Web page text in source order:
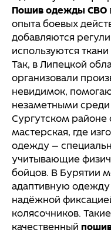
Пошив одежды СВО
опыта боевых
добавляются
используются
Так, в Липецкой
организовали
невидимок,
незаметными
Сургутском районе
мастерская, где
одежду —
учитывающие
бойцов. В Бурятии
адаптивную одежду
надёжной
колясочников.
качественный
Всё, что может быть
гайдлайны бренда):
Add files
Отправить